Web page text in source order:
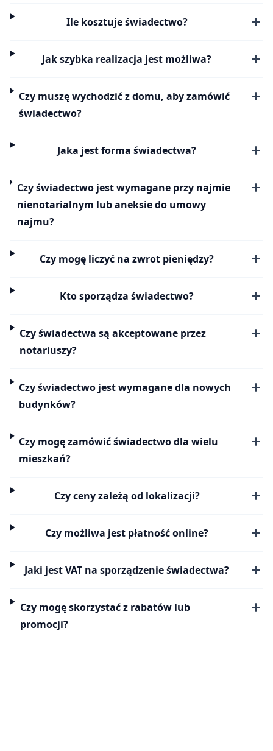
Ile kosztuje świadectwo?
Jak szybka realizacja jest możliwa?
Czy muszę wychodzić z domu, aby zamówić
świadectwo?
Jaka jest forma świadectwa?
Czy świadectwo jest wymagane przy najmie
nienotarialnym lub aneksie do umowy
najmu?
Czy mogę liczyć na zwrot pieniędzy?
Kto sporządza świadectwo?
Czy świadectwa są akceptowane przez
notariuszy?
Czy świadectwo jest wymagane dla nowych
budynków?
Czy mogę zamówić świadectwo dla wielu
mieszkań?
Czy ceny zależą od lokalizacji?
Czy możliwa jest płatność online?
Jaki jest VAT na sporządzenie świadectwa?
Czy mogę skorzystać z rabatów lub
promocji?